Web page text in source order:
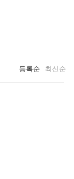
등록순 최신순